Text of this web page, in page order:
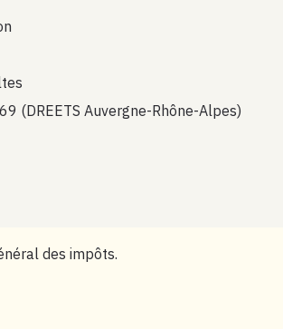
(DREETS Auvergne-Rhône-Alpes)
des impôts.